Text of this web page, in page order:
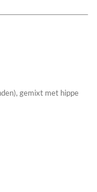
gemixt met hippe